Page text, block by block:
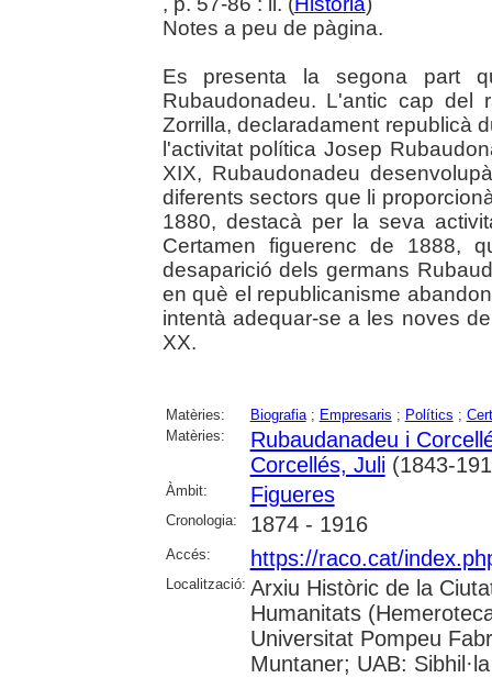
Notes a peu de pàgina.
Es presenta la segona part
Rubaudonadeu. L'antic cap del
Zorrilla, declaradament republicà
l'activitat política Josep
XIX, Rubaudonadeu
diferents sectors que li
1880, destacà per la seva
Certamen figuerenc de 1888,
desaparició dels germans
en què el republicanisme
intentà adequar-se a les noves
XX.
Matèries: Biografia; Empresaris ; Polítics ;
Matèries:
Rubaudanadeu i
Corcellés, Juli(1843-
Àmbit: Figueres
Cronologia: 1874 - 1916
Accés: https://raco.cat/
Localització: Arxiu Històric de la
Humanitats
Universitat Pompeu
Muntaner; UAB: Sibhil·la